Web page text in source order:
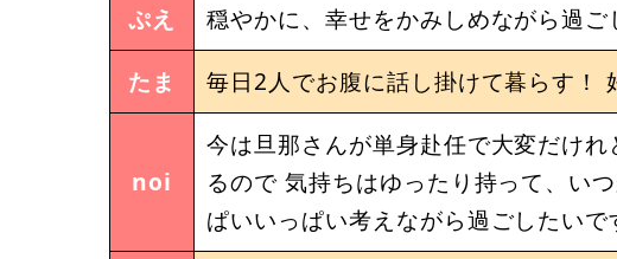
ぷえ
穏やかに、幸せをかみしめながら過ご
たま
毎日2人でお腹に話し掛けて暮らす！
noi
今は旦那さんが単身赴任で大変だけ
るので 気持ちはゆったり持って、い
ぱいいっぱい考えながら過ごしたい